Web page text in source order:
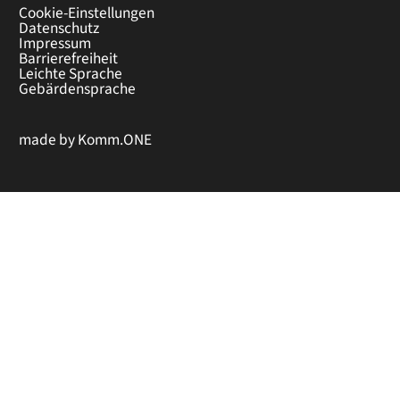
Cookie-Einstellungen
Datenschutz
Impressum
Barrierefreiheit
Leichte Sprache
Gebärdensprache
made byKomm.ONE